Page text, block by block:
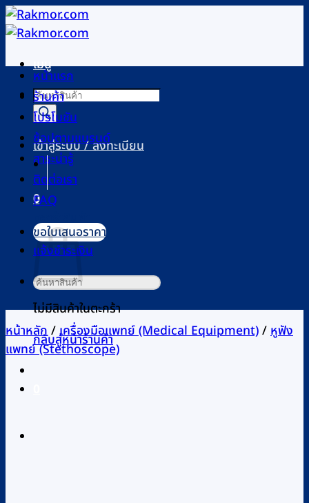
ข้าม
ไป
เนื้อหาเมนู
Products
search
เข้าสู่ระบบ / ลงทะเบียน
0
ไม่มีสินค้าในตะกร้า
กลับสู่หน้าร้านค้า
หน้าแรก
ร้านค้า
โปรโมชัน
ช้อปตามแบรนด์
สาระน่ารู้
ติดต่อเรา
FAQ
ขอใบเสนอราคา
แจ้งชำระเงิน
ค้นหา:
หน้าหลัก/เครื่องมือแพทย์ (Medical Equipment)/หูฟัง
แพทย์ (Stethoscope)